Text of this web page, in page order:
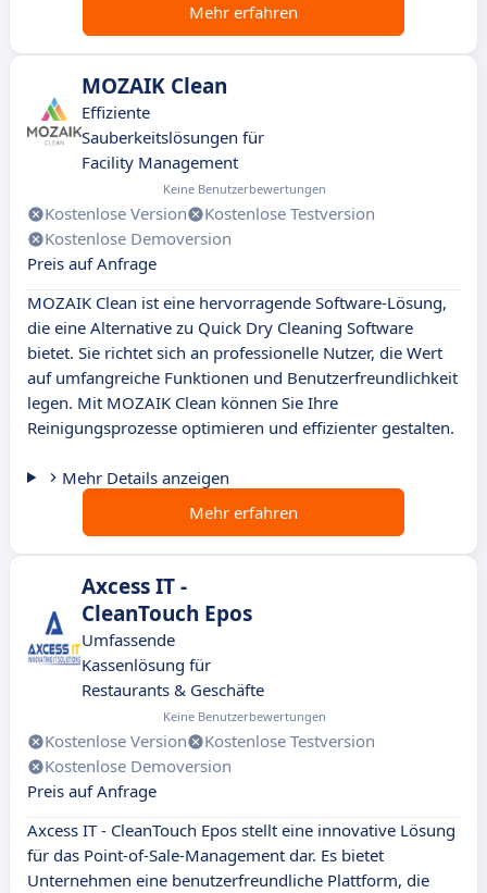
Mehr erfahren
MOZAIK Clean
Effiziente
Sauberkeitslösungen für
Facility Management
Keine Benutzerbewertungen
Kostenlose Version
Kostenlose Testversion
Kostenlose Demoversion
Preis auf Anfrage
MOZAIK Clean ist eine hervorragende Software-Lösung,
die eine Alternative zu Quick Dry Cleaning Software
bietet. Sie richtet sich an professionelle Nutzer, die Wert
auf umfangreiche Funktionen und Benutzerfreundlichkeit
legen. Mit MOZAIK Clean können Sie Ihre
Reinigungsprozesse optimieren und effizienter gestalten.
Mehr Details anzeigen
Mehr erfahren
Axcess IT -
CleanTouch Epos
Umfassende
Kassenlösung für
Restaurants & Geschäfte
Keine Benutzerbewertungen
Kostenlose Version
Kostenlose Testversion
Kostenlose Demoversion
Preis auf Anfrage
Axcess IT - CleanTouch Epos stellt eine innovative Lösung
für das Point-of-Sale-Management dar. Es bietet
Unternehmen eine benutzerfreundliche Plattform, die